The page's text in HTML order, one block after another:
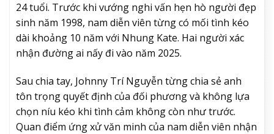
24 tuổi. Trước khi vướng nghi vấn hẹn hò người đẹp
sinh năm 1998, nam diễn viên từng có mối tình kéo
dài khoảng 10 năm với Nhung Kate. Hai người xác
nhận đường ai nấy đi vào năm 2025.
Sau chia tay, Johnny Trí Nguyễn từng chia sẻ anh
tôn trọng quyết định của đối phương và không lựa
chọn níu kéo khi tình cảm không còn như trước.
Quan điểm ứng xử văn minh của nam diễn viên nhận